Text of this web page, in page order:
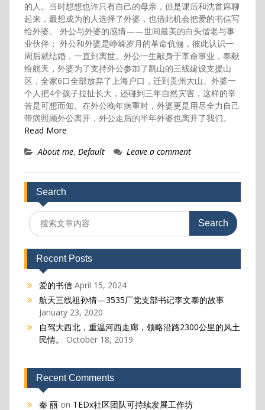
的人。当时想想也许只有自己的母亲，但是课后和沈首席聊
起来，最想成为的人选择了外婆，也借此机会把爱的书信写
给外婆。 外公与外婆的感情——世间最美的白头偕老与事
业伙伴； 外公和外婆是峥嵘岁月的革命伉俪，彼此认识一
周后就结婚，一直到离世。外公一生献身于革命事业，奉献
给航天，外婆为了支持外公参加了凯山的三线建设支援山
区，全家6口全部放弃了上海户口，迁到贵州大山。外婆一
个人把4个孩子拉扯长大，还碰到三年自然灾害，这样的辛
苦是可想而知。在外公晚年病重时，外婆更是用尽全力自己
带病照顾外公离开，外公走后的半年外婆也离开了我们。
Read More
About me, Default Leave a comment
Search
Search
for:
Recent Posts
爱的书信 April 15, 2024
航天三线祖孙情—3535厂党支部书记李文泰的故事
January 23, 2020
自驾大西北，重温河西走廊，领略沿路2300公里的风土
民情。
October 18, 2019
Recent Comments
秦 丽on TEDx社区团队可持续发展工作坊